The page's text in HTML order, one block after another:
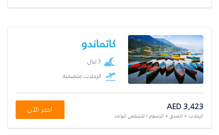
كاتماندو
3 ليال
الرحلات متضمنة
AED 3,423
الرحلات + الفندق + الرسوم / للشخص الواحد
احجز الآن